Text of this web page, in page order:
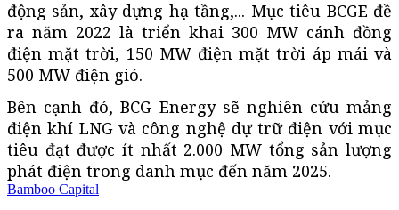
động sản, xây dựng hạ tầng,... Mục tiêu BCGE đề
ra năm 2022 là triển khai 300 MW cánh đồng
điện mặt trời, 150 MW điện mặt trời áp mái và
500 MW điện gió.
Bên cạnh đó, BCG Energy sẽ nghiên cứu mảng
điện khí LNG và công nghệ dự trữ điện với mục
tiêu đạt được ít nhất 2.000 MW tổng sản lượng
phát điện trong danh mục đến năm 2025.
Bamboo Capital